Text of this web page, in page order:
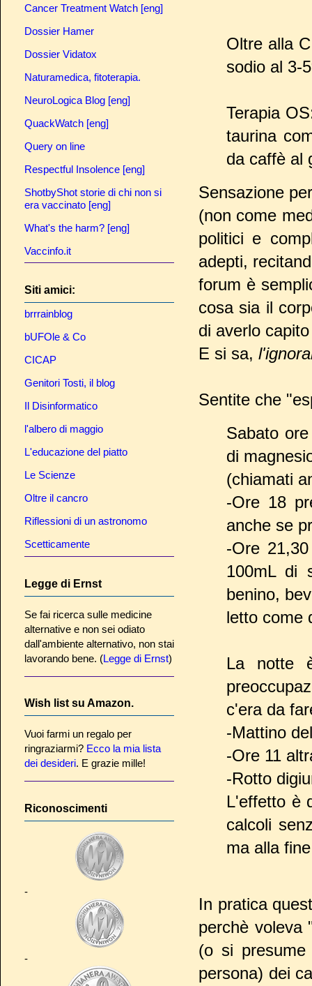
Oltre alla
sodio al 3-
Terapia
taurina
da caffè al
Sensazione
(non come
politici e
adepti,
forum è
cosa sia il
di averlo
E si sa,
Sentite che
Sabato
di
(chiamati
-Ore 18
anche se
-Ore
100mL di
benino,
letto come
La notte
c'era da
-Mattino
-Ore 11
-Rotto
L'effetto è
calcoli
ma alla
In pratica
perchè voleva
(o si presume
persona) dei
Cancer Treatment Watch [eng]
Dossier Hamer
Dossier Vidatox
Naturamedica, fitoterapia.
NeuroLogica Blog [eng]
QuackWatch [eng]
Query on line
Respectful Insolence [eng]
ShotbyShot storie di chi non si
era vaccinato [eng]
What's the harm? [eng]
Vaccinfo.it
Siti amici:
brrrainblog
bUFOle & Co
CICAP
Genitori Tosti, il blog
Il Disinformatico
l'albero di maggio
L'educazione del piatto
Le Scienze
Oltre il cancro
Riflessioni di un astronomo
Scetticamente
Legge di Ernst
Se fai ricerca sulle medicine
alternative e non sei odiato
dall'ambiente alternativo, non stai
lavorando bene. (Legge di Ernst)
Wish list su Amazon.
Vuoi farmi un regalo per
ringraziarmi? Ecco la mia lista
dei desideri. E grazie mille!
Riconoscimenti
-
-